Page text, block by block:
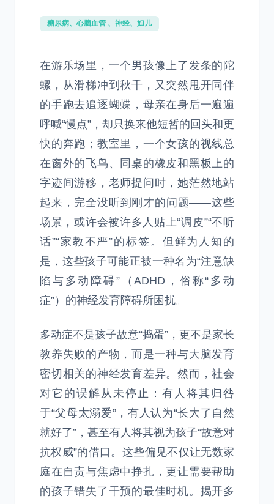
糖尿病、心脑血管 、神经、妇儿
在游乐场里，一个男孩像上了发条的陀
螺，从滑梯冲到秋千，又突然甩开同伴
的手跑去追逐蝴蝶，母亲在身后一遍遍
呼喊“慢点”，却只换来他短暂的回头和更
快的奔跑；教室里，一个女孩的视线总
在窗外的飞鸟、同桌的橡皮和黑板上的
字迹间游移，老师提问时，她茫然地站
起来，完全没听到刚才的问题——这些
场景，或许会被许多人贴上“调皮”“不听
话”“家教不严”的标签。但鲜为人知的
是，这些孩子可能正被一种名为“注意缺
陷与多动障碍”（ADHD，俗称“多动
症”）的神经发育障碍所困扰。
多动症不是孩子故意“捣蛋”，更不是家长
教养失败的产物，而是一种与大脑发育
密切相关的神经发育差异。然而，社会
对它的误解从未停止：有人将其归咎
于“父母太溺爱”，有人认为“长大了自然
就好了”，甚至有人将其视为孩子“故意对
抗权威”的借口。这些偏见不仅让无数家
庭在自责与焦虑中挣扎，更让需要帮助
的孩子错失了干预的最佳时机。揭开多